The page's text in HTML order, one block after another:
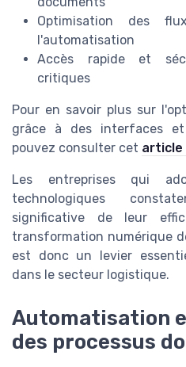
Optimisation des
l'automatisation
Accès rapide et
critiques
Pour en savoir plus sur
grâce à des interfaces et
pouvez consulter cet article
Les entreprises qui
technologiques
significative de leur
transformation numérique
est donc un levier
dans le secteur logistique.
Automatisation
des processus